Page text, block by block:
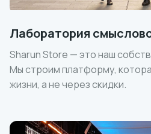
Лаборатория
Sharun Store — это наш
Мы строим платформу,
жизни, а не через скидки.